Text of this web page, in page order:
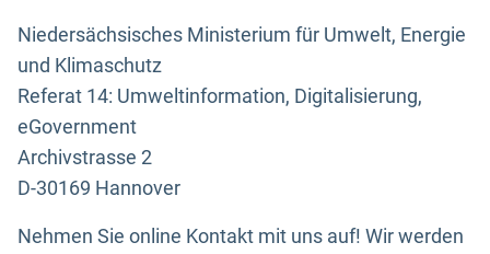
Niedersächsisches Ministerium für Umwelt, Energie
und Klimaschutz
Referat 14: Umweltinformation, Digitalisierung,
eGovernment
Archivstrasse 2
D-30169 Hannover
Nehmen Sie online Kontakt mit uns auf! Wir werden